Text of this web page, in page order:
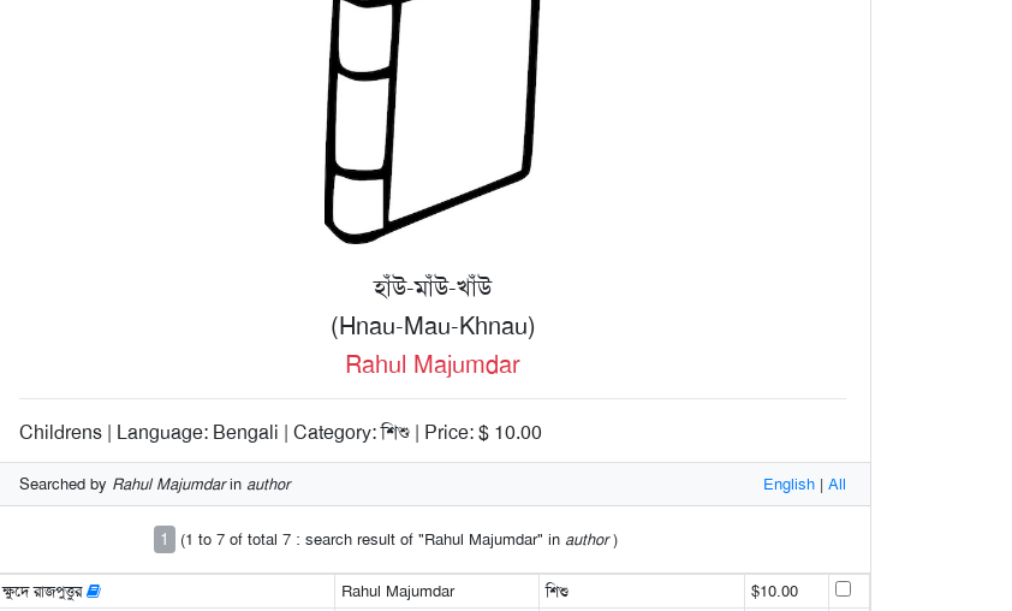
হাঁউ-মাঁউ-খাঁউ
(Hnau-Mau-Khnau)
Rahul Majumdar
Childrens | Language: Bengali | Category: শিশু | Price: $ 10.00
Searched by Rahul Majumdarin author English | All
1 (1 to 7 of total 7 : search result of "Rahul Majumdar" in author)
ক্ষুদে রাজপুত্তুর Rahul Majumdar শিশু
$10.00